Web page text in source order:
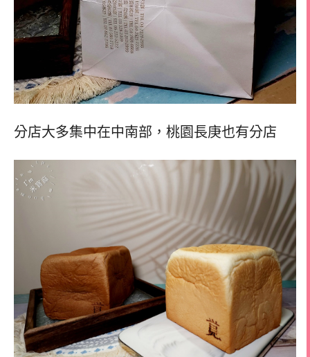
分店大多集中在中南部， 桃園長庚也有分店